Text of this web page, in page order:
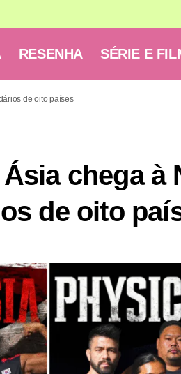
RESENHA SÉRIE E
de oito países
chega à
de oito